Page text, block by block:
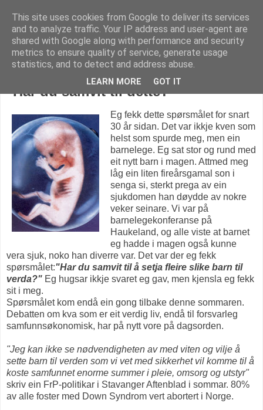
KARITANKAR
"Har du samvit til dette?"
Eg fekk dette spørsmålet for snart
30 år sidan. Det var ikkje kven som
helst som spurde meg, men ein
barnelege. Eg sat stor og rund med
eit nytt barn i magen. Attmed meg
låg ein liten fireårsgamal son i
senga si, sterkt prega av ein
sjukdomen han døydde av nokre
veker seinare. Vi var på
barnelegekonferanse på
Haukeland, og alle viste at barnet
eg hadde i magen også kunne
vera sjuk, noko han diverre var. Det var der eg fekk
spørsmålet:"Har du samvit til å setja fleire slike barn til
verda?" Eg hugsar ikkje svaret eg gav, men kjensla eg fekk
sit i meg.
Spørsmålet kom endå ein gong tilbake denne sommaren.
Debatten om kva som er eit verdig liv, endå til forsvarleg
samfunnsøkonomisk, har på nytt vore på dagsorden.
"Jeg kan ikke se nødvendigheten av med viten og vilje å
sette barn til verden som vi vet med sikkerhet vil komme til å
koste samfunnet enorme summer i pleie, omsorg og utstyr"
skriv ein FrP-politikar i Stavanger Aftenblad i sommar. 80%
av alle foster med Down Syndrom vert abortert i Norge.
This site uses cookies from Google to deliver its services
and to analyze traffic. Your IP address and user-agent are
shared with Google along with performance and security
metrics to ensure quality of service, generate usage
statistics, and to detect and address abuse.
LEARN MORE GOT IT